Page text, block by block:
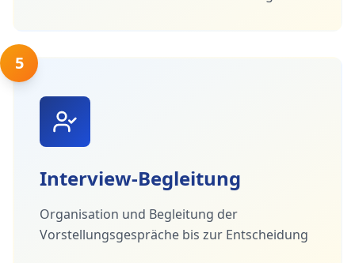
5
Interview-Begleitung
Organisation und Begleitung der
Vorstellungsgespräche bis zur Entscheidung